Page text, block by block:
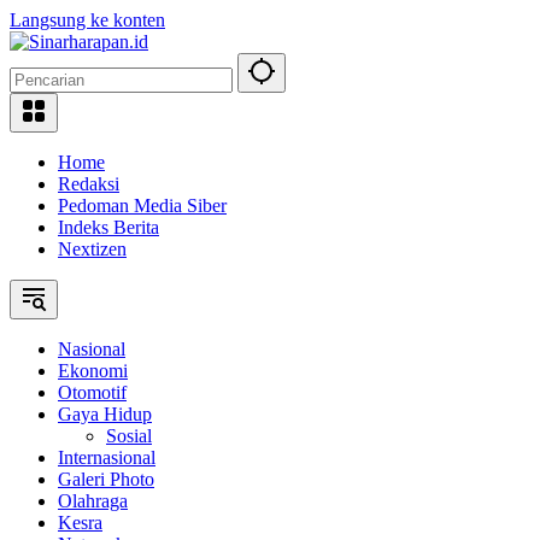
Langsung ke konten
Home
Redaksi
Pedoman Media Siber
Indeks Berita
Nextizen
Nasional
Ekonomi
Otomotif
Gaya Hidup
Sosial
Internasional
Galeri Photo
Olahraga
Kesra